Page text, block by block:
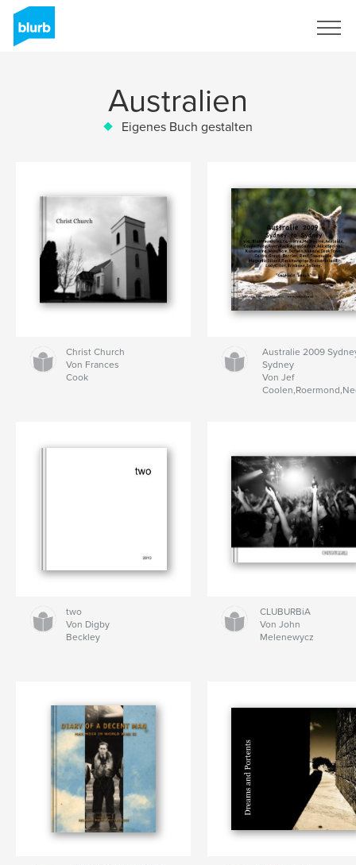
Australien
Eigenes Buch gestalten
Christ Church
Von Frances
Cook
Australie 2009
Sydney
Von Jef
two
Von Digby
Beckley
CLUBURBiA
Von John
Melenewycz